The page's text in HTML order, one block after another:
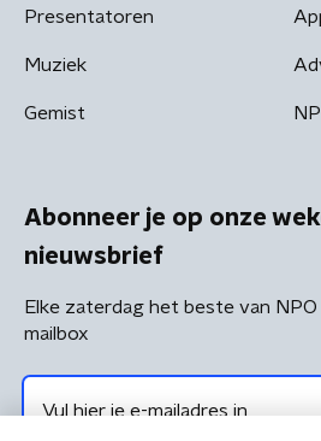
Presentatoren
Muziek
Gemist
Abonneer je op onze
nieuwsbrief
Elke zaterdag het beste van NPO
mailbox